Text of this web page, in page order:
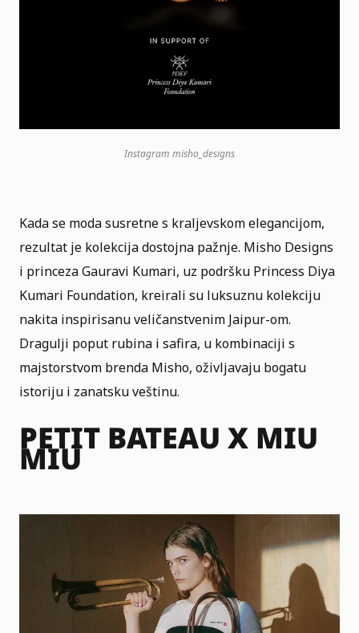
Instagram misho_designs
Kada se moda susretne s kraljevskom elegancijom,
rezultat je kolekcija dostojna pažnje. Misho Designs
i princeza Gauravi Kumari, uz podršku Princess Diya
Kumari Foundation, kreirali su luksuznu kolekciju
nakita inspirisanu veličanstvenim Jaipur-om.
Dragulji poput rubina i safira, u kombinaciji s
majstorstvom brenda Misho, oživljavaju bogatu
istoriju i zanatsku veštinu.
PETIT BATEAU X MIU
MIU